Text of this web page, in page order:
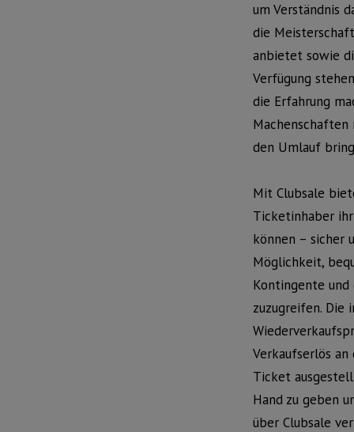
um Verständnis
die
anbietet sowie
Verfügung
die Erfahrung
den Umlauf
Mit Clubsale
Ticketinhaber
können – sicher
Möglichkeit,
Kontingente
zuzugreifen.
Verkaufserlös an
Ticket
Hand zu geben
über Clubsale